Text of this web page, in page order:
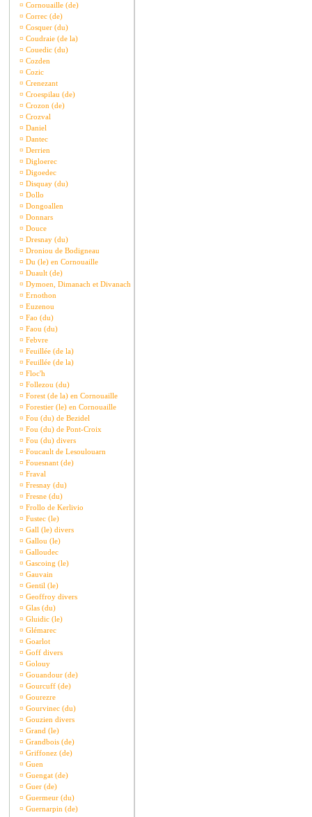
¤ Cornouaille (de)
¤ Correc (de)
¤ Cosquer (du)
¤ Coudraie (de la)
¤ Couedic (du)
¤ Cozden
¤ Cozic
¤ Crenezant
¤ Croespilau (de)
¤ Crozon (de)
¤ Crozval
¤ Daniel
¤ Dantec
¤ Derrien
¤ Digloerec
¤ Digoedec
¤ Disquay (du)
¤ Dollo
¤ Dongoallen
¤ Donnars
¤ Douce
¤ Dresnay (du)
¤ Droniou de Bodigneau
¤ Du (le) en Cornouaille
¤ Duault (de)
¤ Dymoen, Dimanach et Divanach
¤ Ernothon
¤ Euzenou
¤ Fao (du)
¤ Faou (du)
¤ Febvre
¤ Feuillée (de la)
¤ Feuillée (de la)
¤ Floc'h
¤ Follezou (du)
¤ Forest (de la) en Cornouaille
¤ Forestier (le) en Cornouaille
¤ Fou (du) de Bezidel
¤ Fou (du) de Pont-Croix
¤ Fou (du) divers
¤ Foucault de Lesoulouarn
¤ Fouesnant (de)
¤ Fraval
¤ Fresnay (du)
¤ Fresne (du)
¤ Frollo de Kerlivio
¤ Fustec (le)
¤ Gall (le) divers
¤ Gallou (le)
¤ Galloudec
¤ Gascoing (le)
¤ Gauvain
¤ Gentil (le)
¤ Geoffroy divers
¤ Glas (du)
¤ Gluidic (le)
¤ Glémarec
¤ Goarlot
¤ Goff divers
¤ Golouy
¤ Gouandour (de)
¤ Gourcuff (de)
¤ Gourezre
¤ Gourvinec (du)
¤ Gouzien divers
¤ Grand (le)
¤ Grandbois (de)
¤ Griffonez (de)
¤ Guen
¤ Guengat (de)
¤ Guer (de)
¤ Guermeur (du)
¤ Guernarpin (de)